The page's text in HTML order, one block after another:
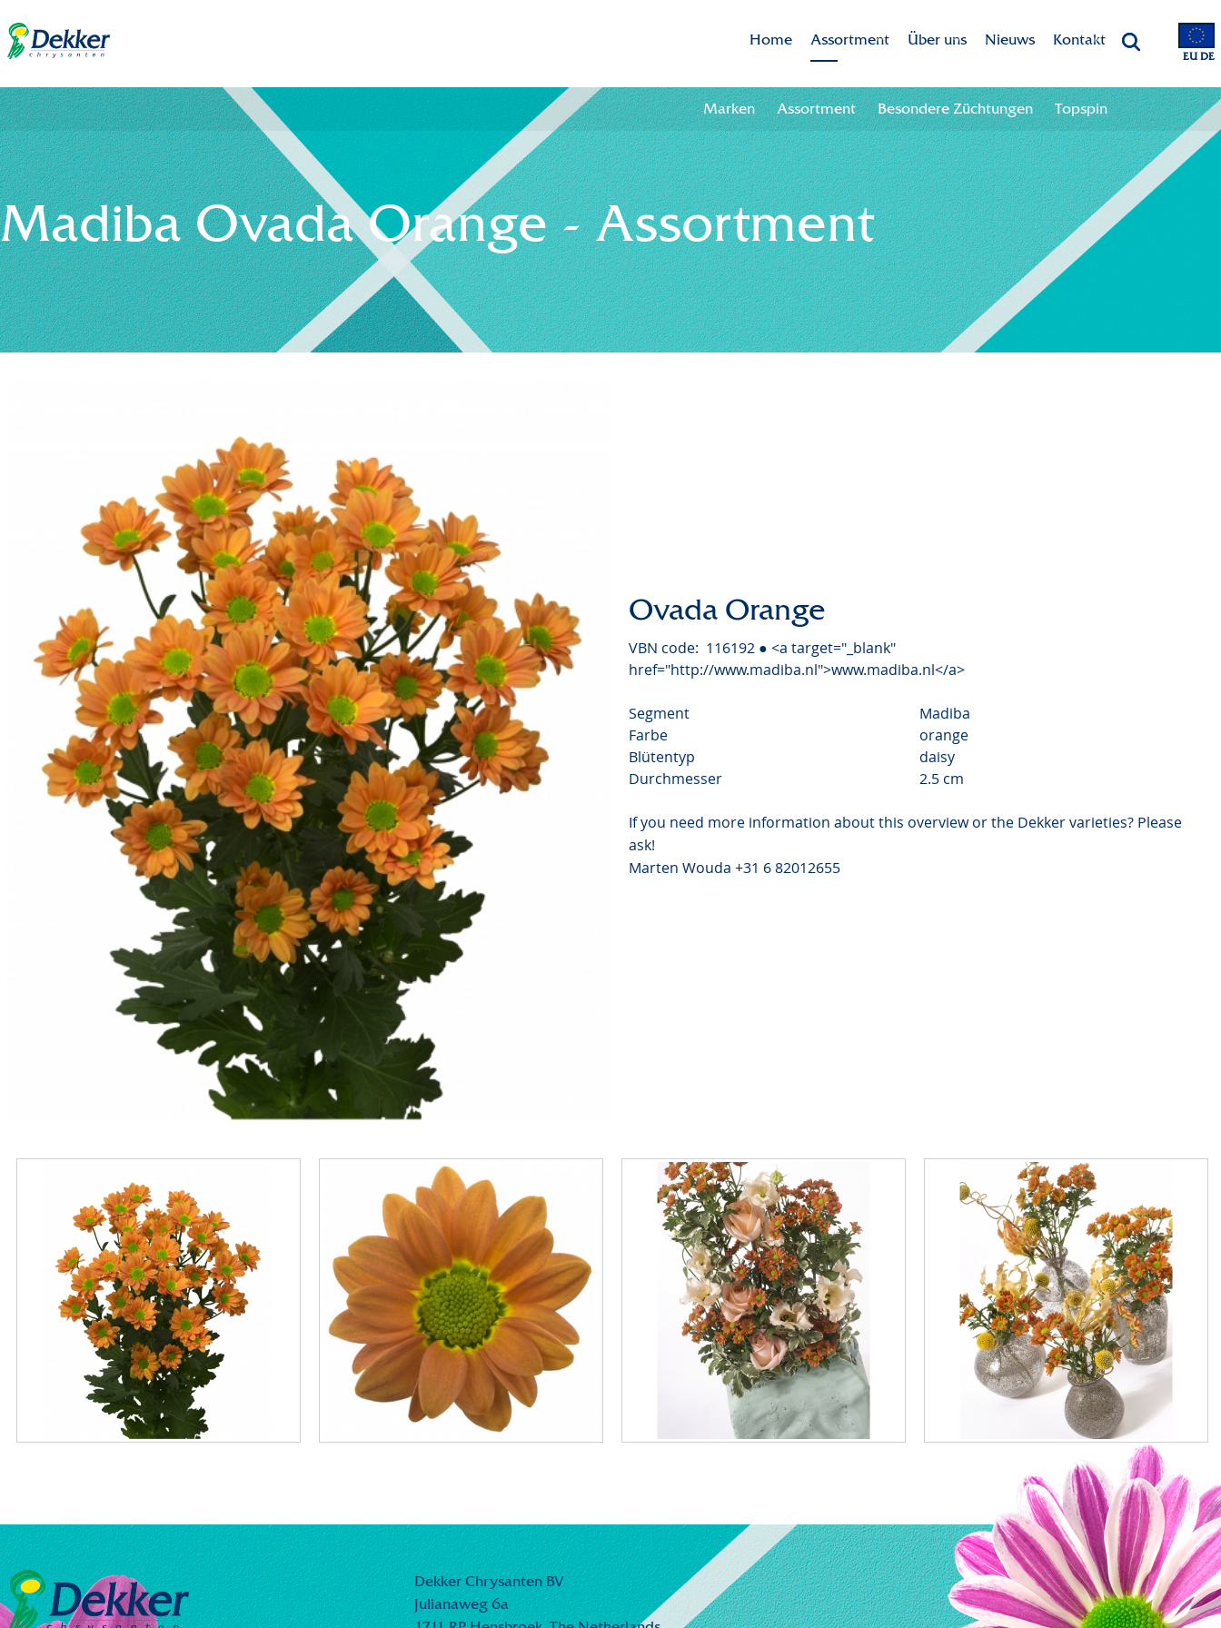
EU DE
Home Assortment
Marken
Assortment
Besondere Züchtungen
Topspin
Über uns
Dekker Chrysanten
Mission-Vision
CSR
Nachhaltigkeit
Innovation
International
Geschichte
Nieuws Kontakt
Kontaktangaben
Team
Marken Assortment Besondere Züchtungen Topspin
Madiba Ovada Orange - Assortment
Ovada Orange
VBN code: 116192 ● <a target="_blank"
href="http://www.madiba.nl">www.madiba.nl</a>
Segment
Madiba
Farbe
orange
Blütentyp
daisy
Durchmesser
2.5 cm
If you need more information about this overview or the Dekker varieties? Please
ask!
Marten Wouda +31 6 82012655
Dekker Chrysanten BV
Julianaweg 6a